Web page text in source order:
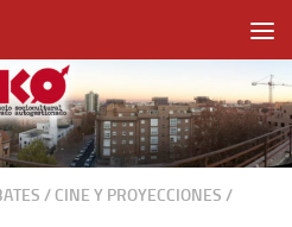
/ CINE Y PROYECCIONES /